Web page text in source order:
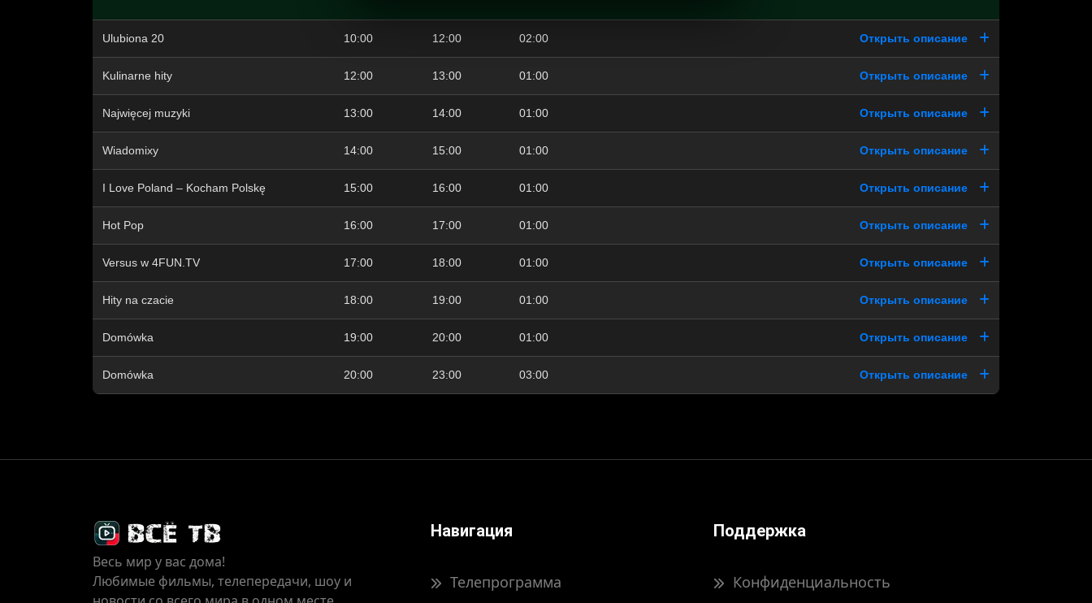
Ulubiona 20 10:00 12:00 02:00 Открыть описание
Kulinarne hity 12:00 13:00 01:00 Открыть описание
Najwięcej muzyki 13:00 14:00 01:00 Открыть описание
Wiadomixy 14:00 15:00 01:00 Открыть описание
I Love Poland – Kocham Polskę 15:00 16:00 01:00 Открыть описание
Hot Pop 16:00 17:00 01:00 Открыть описание
Versus w 4FUN.TV 17:00 18:00 01:00 Открыть описание
Hity na czacie 18:00 19:00 01:00 Открыть описание
Domówka 19:00 20:00 01:00 Открыть описание
Domówka 20:00 23:00 03:00 Открыть описание
Весь мир у вас дома!
Любимые фильмы, телепередачи, шоу и
Навигация
Телепрограмма
Поддержка
Конфиденциальность